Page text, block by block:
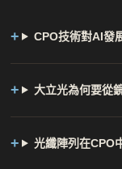
CPO技術對AI發
大立光為何要從
光纖陣列在CPO